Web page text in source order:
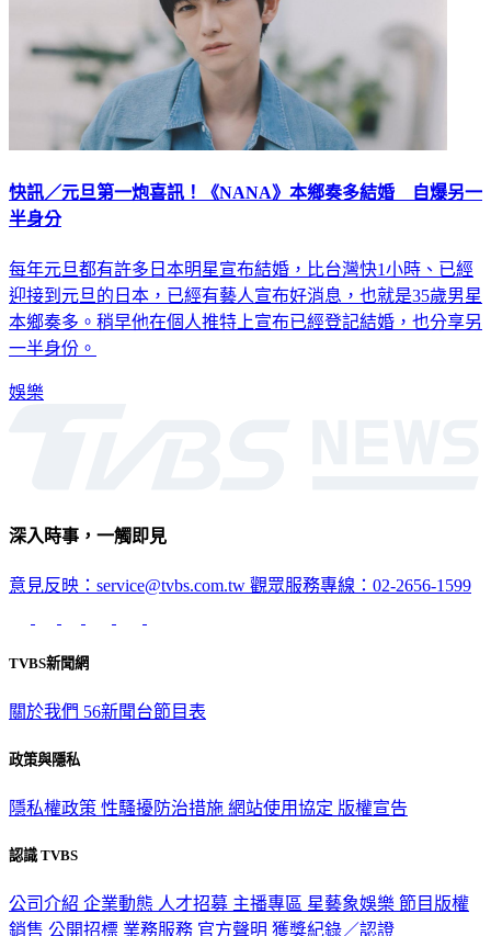
快訊／元旦第一炮喜訊！《NANA》本鄉奏多結婚 自爆另一
半身分
每年元旦都有許多日本明星宣布結婚，比台灣快1小時、已經
迎接到元旦的日本，已經有藝人宣布好消息，也就是35歲男星
本鄉奏多。稍早他在個人推特上宣布已經登記結婚，也分享另
一半身份。
娛樂
深入時事，一觸即見
意見反映：service@tvbs.com.tw 觀眾服務專線：02-2656-1599
TVBS新聞網
關於我們 56新聞台節目表
政策與隱私
隱私權政策 性騷擾防治措施 網站使用協定 版權宣告
認識 TVBS
公司介紹 企業動態 人才招募 主播專區 星藝象娛樂 節目版權
銷售 公開招標 業務服務 官方聲明 獲獎紀錄／認證